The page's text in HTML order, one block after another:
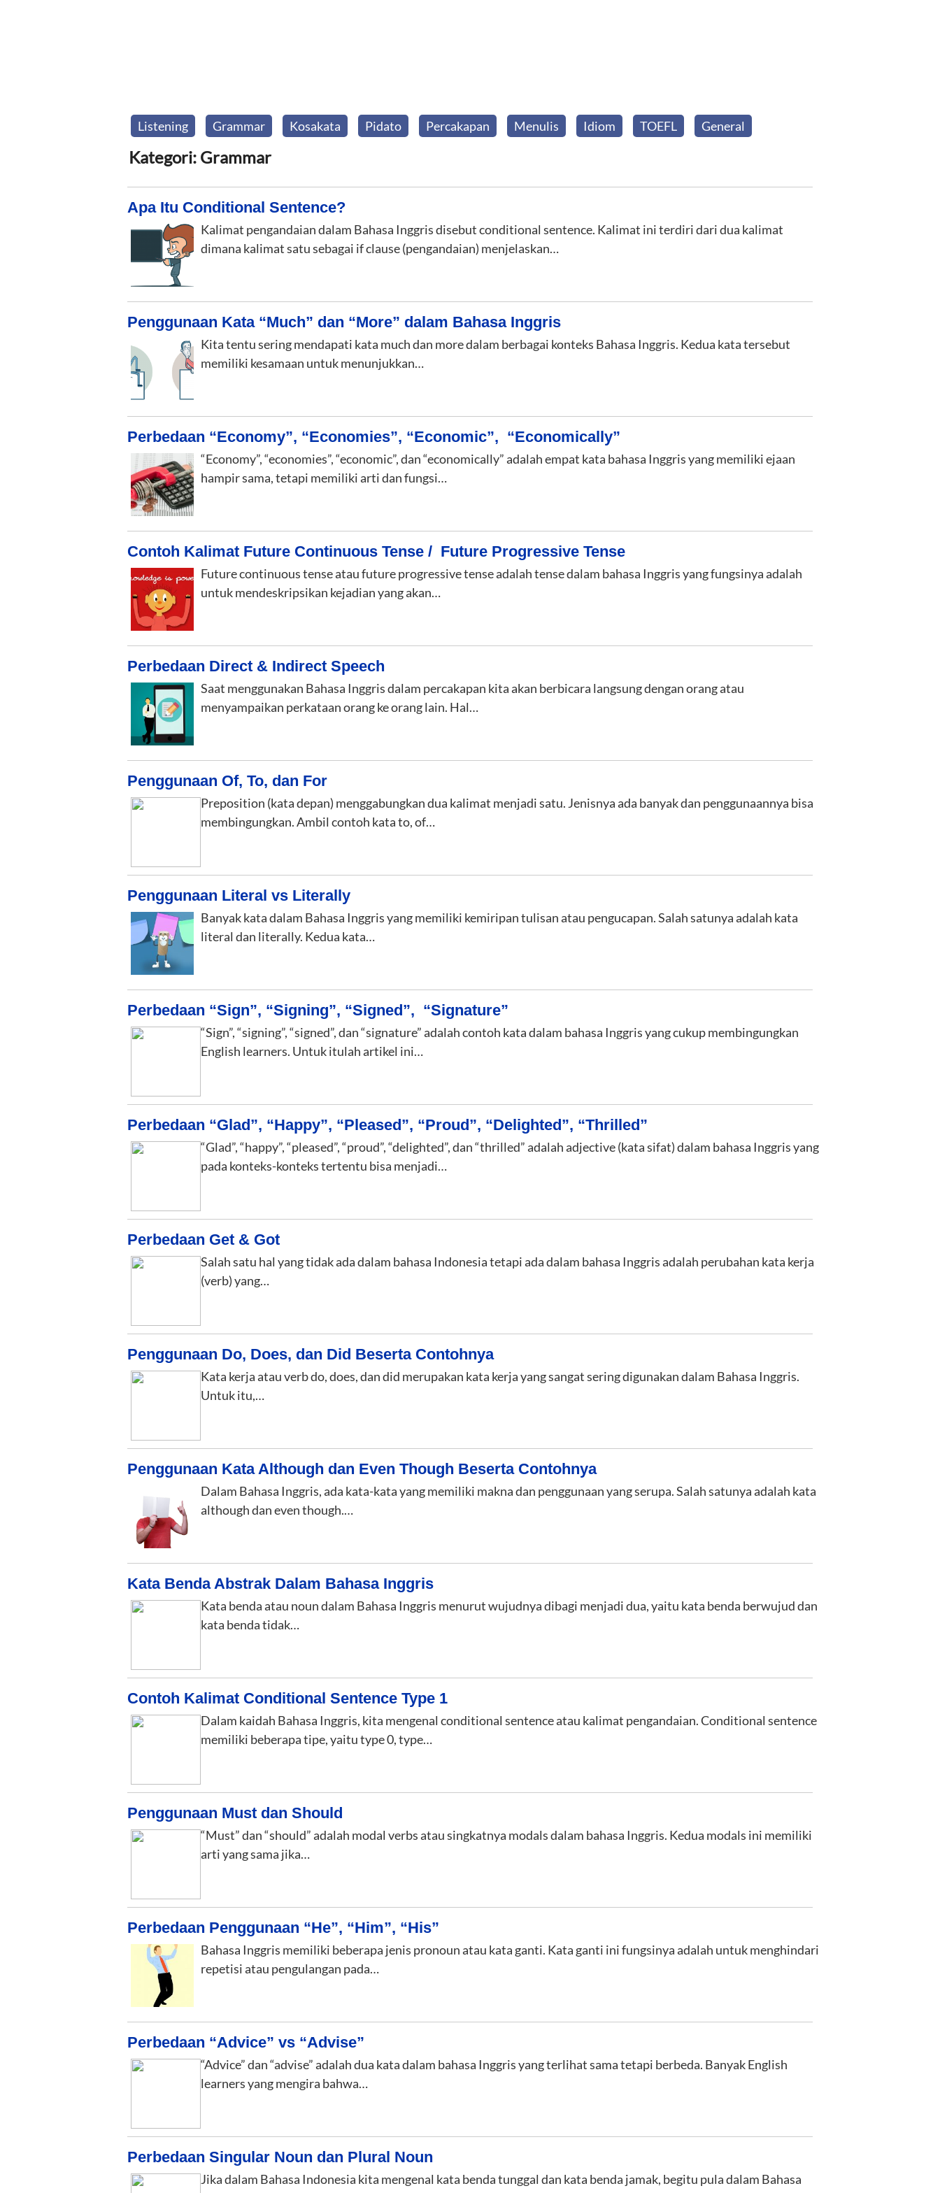
Listening Grammar Kosakata Pidato Percakapan Menulis Idiom TOEFL General
Kategori: Grammar
Apa Itu Conditional Sentence?
Kalimat pengandaian dalam Bahasa Inggris disebut conditional sentence. Kalimat ini terdiri dari dua kalimat
dimana kalimat satu sebagai if clause (pengandaian) menjelaskan…
Penggunaan Kata “Much” dan “More” dalam Bahasa Inggris
Kita tentu sering mendapati kata much dan more dalam berbagai konteks Bahasa Inggris. Kedua kata tersebut
memiliki kesamaan untuk menunjukkan…
Perbedaan “Economy”, “Economies”, “Economic”, “Economically”
“Economy”, “economies”, “economic”, dan “economically” adalah empat kata bahasa Inggris yang memiliki ejaan
hampir sama, tetapi memiliki arti dan fungsi…
Contoh Kalimat Future Continuous Tense / Future Progressive Tense
Future continuous tense atau future progressive tense adalah tense dalam bahasa Inggris yang fungsinya adalah
untuk mendeskripsikan kejadian yang akan…
Perbedaan Direct & Indirect Speech
Saat menggunakan Bahasa Inggris dalam percakapan kita akan berbicara langsung dengan orang atau
menyampaikan perkataan orang ke orang lain. Hal…
Penggunaan Of, To, dan For
Preposition (kata depan) menggabungkan dua kalimat menjadi satu. Jenisnya ada banyak dan penggunaannya bisa
membingungkan. Ambil contoh kata to, of…
Penggunaan Literal vs Literally
Banyak kata dalam Bahasa Inggris yang memiliki kemiripan tulisan atau pengucapan. Salah satunya adalah kata
literal dan literally. Kedua kata…
Perbedaan “Sign”, “Signing”, “Signed”, “Signature”
“Sign”, “signing”, “signed”, dan “signature” adalah contoh kata dalam bahasa Inggris yang cukup membingungkan
English learners. Untuk itulah artikel ini…
Perbedaan “Glad”, “Happy”, “Pleased”, “Proud”, “Delighted”, “Thrilled”
“Glad”, “happy”, “pleased”, “proud”, “delighted”, dan “thrilled” adalah adjective (kata sifat) dalam bahasa Inggris yang
pada konteks-konteks tertentu bisa menjadi…
Perbedaan Get & Got
Salah satu hal yang tidak ada dalam bahasa Indonesia tetapi ada dalam bahasa Inggris adalah perubahan kata kerja
(verb) yang…
Penggunaan Do, Does, dan Did Beserta Contohnya
Kata kerja atau verb do, does, dan did merupakan kata kerja yang sangat sering digunakan dalam Bahasa Inggris.
Untuk itu,…
Penggunaan Kata Although dan Even Though Beserta Contohnya
Dalam Bahasa Inggris, ada kata-kata yang memiliki makna dan penggunaan yang serupa. Salah satunya adalah kata
although dan even though.…
Kata Benda Abstrak Dalam Bahasa Inggris
Kata benda atau noun dalam Bahasa Inggris menurut wujudnya dibagi menjadi dua, yaitu kata benda berwujud dan
kata benda tidak…
Contoh Kalimat Conditional Sentence Type 1
Dalam kaidah Bahasa Inggris, kita mengenal conditional sentence atau kalimat pengandaian. Conditional sentence
memiliki beberapa tipe, yaitu type 0, type…
Penggunaan Must dan Should
“Must” dan “should” adalah modal verbs atau singkatnya modals dalam bahasa Inggris. Kedua modals ini memiliki
arti yang sama jika…
Perbedaan Penggunaan “He”, “Him”, “His”
Bahasa Inggris memiliki beberapa jenis pronoun atau kata ganti. Kata ganti ini fungsinya adalah untuk menghindari
repetisi atau pengulangan pada…
Perbedaan “Advice” vs “Advise”
“Advice” dan “advise” adalah dua kata dalam bahasa Inggris yang terlihat sama tetapi berbeda. Banyak English
learners yang mengira bahwa…
Perbedaan Singular Noun dan Plural Noun
Jika dalam Bahasa Indonesia kita mengenal kata benda tunggal dan kata benda jamak, begitu pula dalam Bahasa